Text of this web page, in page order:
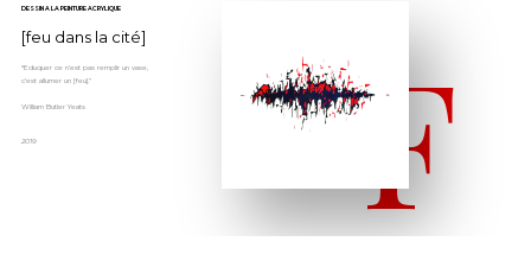
F
DESSIN À LA PEINTURE ACRYLIQUE
[feu dans la cité]
“Eduquer ce n’est pas remplir un vase,
c’est allumer un [feu].”
William Butler Yeats
2019